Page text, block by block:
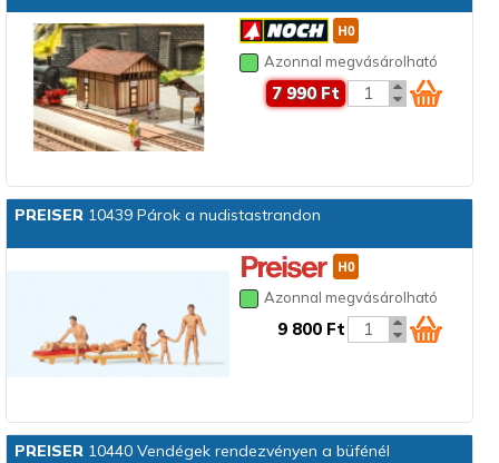
Azonnal megvásárolható
7 990 Ft
PREISER10439 Párok a nudistastrandon
Azonnal megvásárolható
9 800 Ft
PREISER10440 Vendégek rendezvényen a büfénél